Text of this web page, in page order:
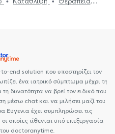
end solution που υποστηρίζει τον
ένα ιατρικό σύμπτωμα μέχρι τη
δυνατότητα να βρεί τον ειδικό που
μέσω chat και να μιλήσει μαζί του
Ευγενια έχει συμπληρώσει τις
οποίες τίθενται υπό επεξεργασία
doctoranytime.